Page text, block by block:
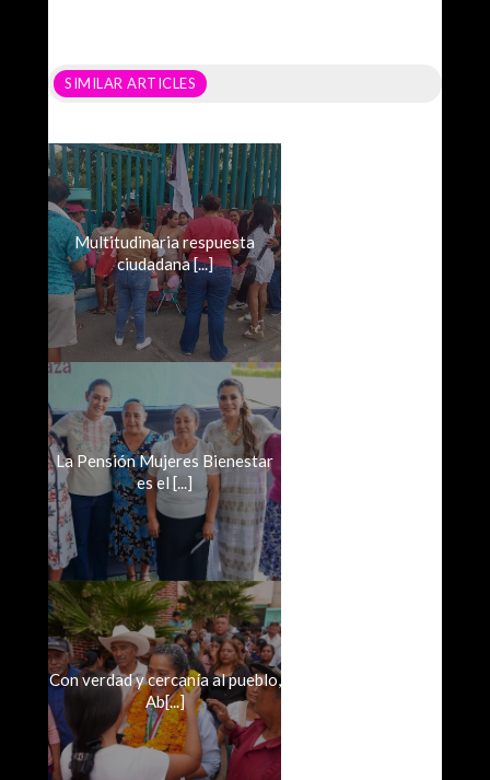
SIMILAR ARTICLES
Multitudinaria respuesta
ciudadana [...]
La Pensión Mujeres Bienestar
es el [...]
Con verdad y cercanía al pueblo,
Ab[...]